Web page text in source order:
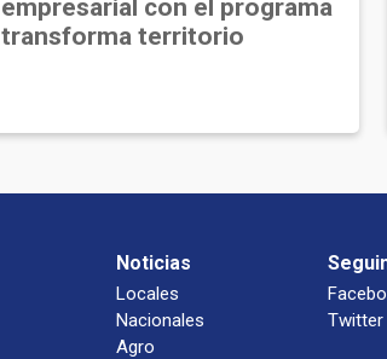
empresarial con el programa
transforma territorio
Noticias
Locales
Nacionales
Agro
Twitter